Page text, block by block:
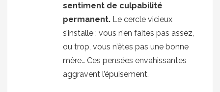
sentiment de culpabilité
permanent. Le cercle vicieux
s’installe : vous n’en faites pas assez,
ou trop, vous n’êtes pas une bonne
mère… Ces pensées envahissantes
aggravent l’épuisement.